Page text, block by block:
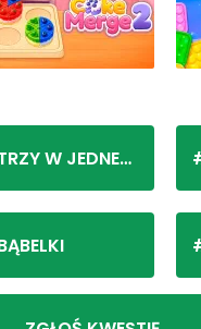
W JEDNEJ LINII